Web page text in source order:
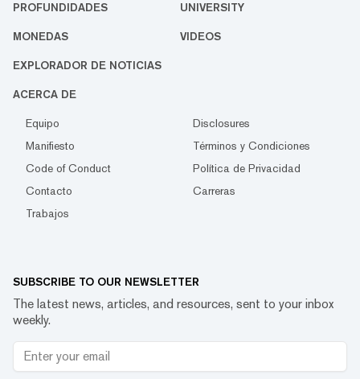
PROFUNDIDADES UNIVERSITY
MONEDAS VIDEOS
EXPLORADOR DE NOTICIAS
ACERCA DE
Equipo
Disclosures
Manifiesto
Términos y Condiciones
Code of Conduct
Política de Privacidad
Contacto
Carreras
Trabajos
SUBSCRIBE TO OUR NEWSLETTER
The latest news, articles, and resources, sent to your inbox
weekly.